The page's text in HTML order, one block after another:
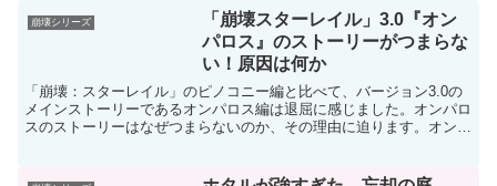
崩壊シリーズ
「崩壊スターレイル」3.0『オン
パロス』のストーリーがつまらな
い！原因は何か
「崩壊：スターレイル」のピノコニー編と比べて、バージョン3.0の
メインストーリーであるオンパロス編は退屈に感じました。オンパロ
スのストーリーはなぜつまらないのか、その理由に迫ります。オンパ